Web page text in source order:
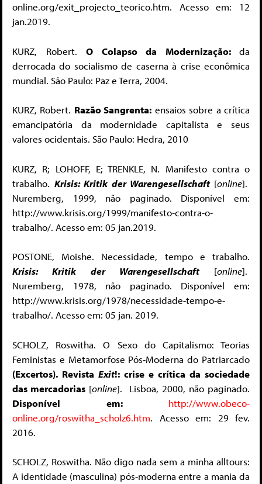
online.org/exit_projecto_teorico.htm. Acesso em: 12
jan.2019.
KURZ, Robert. O Colapso da Modernização: da
derrocada do socialismo de caserna à crise econômica
mundial. São Paulo: Paz e Terra, 2004.
KURZ, Robert. Razão Sangrenta: ensaios sobre a crítica
emancipatória da modernidade capitalista e seus
valores ocidentais. São Paulo: Hedra, 2010
KURZ, R; LOHOFF, E; TRENKLE, N. Manifesto contra o
trabalho. Krisis: Kritik der Warengesellschaft [online].
Nuremberg, 1999, não paginado. Disponível em:
http://www.krisis.org/1999/manifesto-contra-o-
trabalho/. Acesso em: 05 jan.2019.
POSTONE, Moishe. Necessidade, tempo e trabalho.
Krisis: Kritik der Warengesellschaft[online].
Nuremberg, 1978, não paginado. Disponível em:
http://www.krisis.org/1978/necessidade-tempo-e-
trabalho/. Acesso em: 05 jan. 2019.
SCHOLZ, Roswitha. O Sexo do Capitalismo: Teorias
Feministas e Metamorfose Pós-Moderna do Patriarcado
(Excertos). Revista Exit!: crise e crítica da sociedade
das mercadorias [online]. Lisboa, 2000, não paginado.
Disponível em: http://www.obeco-
online.org/roswitha_scholz6.htm. Acesso em: 29 fev.
2016.
SCHOLZ, Roswitha. Não digo nada sem a minha alltours:
A identidade (masculina) pós-moderna entre a mania da